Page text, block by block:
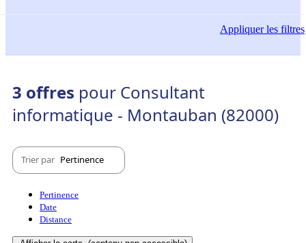
Appliquerles filtres
3 offres pour Consultant
informatique - Montauban (82000)
Trier par Pertinence
Pertinence
Date
Distance